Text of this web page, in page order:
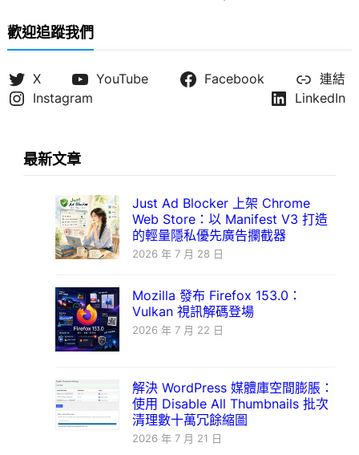
歡迎追蹤我們
X YouTube Facebook
連結
Instagram
LinkedIn
最新文章
Just Ad Blocker 上架 Chrome
Web Store：以 Manifest V3 打造
的輕量隱私優先廣告攔截器
2026 年 7 月 28 日
Mozilla 發布 Firefox 153.0：
Vulkan 視訊解碼登場
2026 年 7 月 22 日
解決 WordPress 媒體庫空間膨脹：
使用 Disable All Thumbnails 批次
清理數十萬冗餘縮圖
2026 年 7 月 21 日